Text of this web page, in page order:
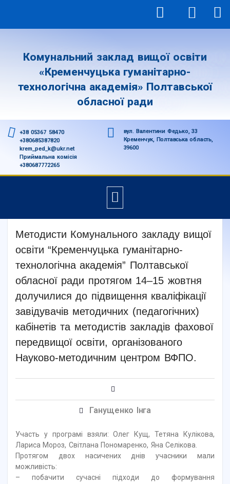
Комунальний заклад вищої освіти
«Кременчуцька гуманітарно-
технологічна академія» Полтавської
обласної ради
+38 05367 58470
+380685387820
krem_ped_k@ukr.net
Приймальна комісія
+380687772265
вул. Валентини Федько, 33
Кременчук, Полтавська область,
39600
Методисти Комунального закладу вищої
освіти “Кременчуцька гуманітарно-
технологічна академія” Полтавської
обласної ради протягом 14–15 жовтня
долучилися до підвищення кваліфікації
завідувачів методичних (педагогічних)
кабінетів та методистів закладів фахової
передвищої освіти, організованого
Науково-методичним центром ВФПО.
Ганущенко Інга
Участь у програмі взяли: Олег Кущ, Тетяна Кулікова,
Лариса Мороз, Світлана Пономаренко, Яна Селікова.
Протягом двох насичених днів учасники мали
можливість:
– побачити сучасні підходи до формування